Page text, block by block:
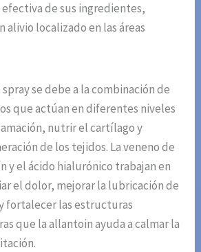
de sus ingredientes,
alivio localizado en las áreas
se debe a la combinación de
que actúan en diferentes niveles
nutrir el cartílago y
de los tejidos. La veneno de
y el ácido hialurónico trabajan en
el dolor, mejorar la lubricación de
fortalecer las estructuras
que la allantoin ayuda a calmar la